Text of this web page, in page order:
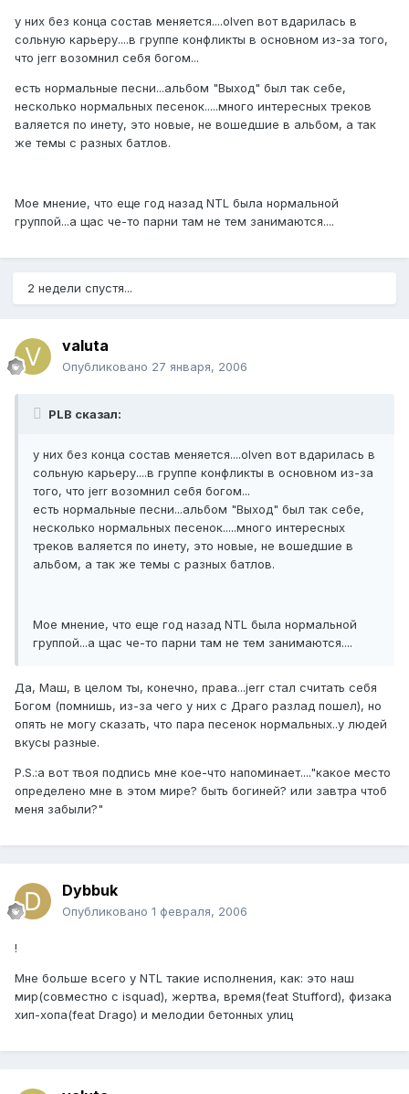
у них без конца состав меняется....olven вот вдарилась в
сольную карьеру....в группе конфликты в основном из-за того,
что jerr возомнил себя богом...
есть нормальные песни...альбом "Выход" был так себе,
несколько нормальных песенок.....много интересных треков
валяется по инету, это новые, не вошедшие в альбом, а так
же темы с разных батлов.
Мое мнение, что еще год назад NTL была нормальной
группой...а щас че-то парни там не тем занимаются....
2 недели спустя...
valuta
Опубликовано 27 января, 2006
PLB сказал:
у них без конца состав меняется....olven вот вдарилась в
сольную карьеру....в группе конфликты в основном из-за
того, что jerr возомнил себя богом...
есть нормальные песни...альбом "Выход" был так себе,
несколько нормальных песенок.....много интересных
треков валяется по инету, это новые, не вошедшие в
альбом, а так же темы с разных батлов.
Мое мнение, что еще год назад NTL была нормальной
группой...а щас че-то парни там не тем занимаются....
Да, Маш, в целом ты, конечно, права...jerr стал считать себя
Богом (помнишь, из-за чего у них с Драго разлад пошел), но
опять не могу сказать, что пара песенок нормальных..у людей
вкусы разные.
P.S.:а вот твоя подпись мне кое-что напоминает...."какое место
определено мне в этом мире? быть богиней? или завтра чтоб
меня забыли?"
Dybbuk
Опубликовано 1 февраля, 2006
!
Мне больше всего у NTL такие исполнения, как: это наш
мир(совместно с isquad), жертва, время(feat Stufford), физака
хип-хопа(feat Drago) и мелодии бетонных улиц